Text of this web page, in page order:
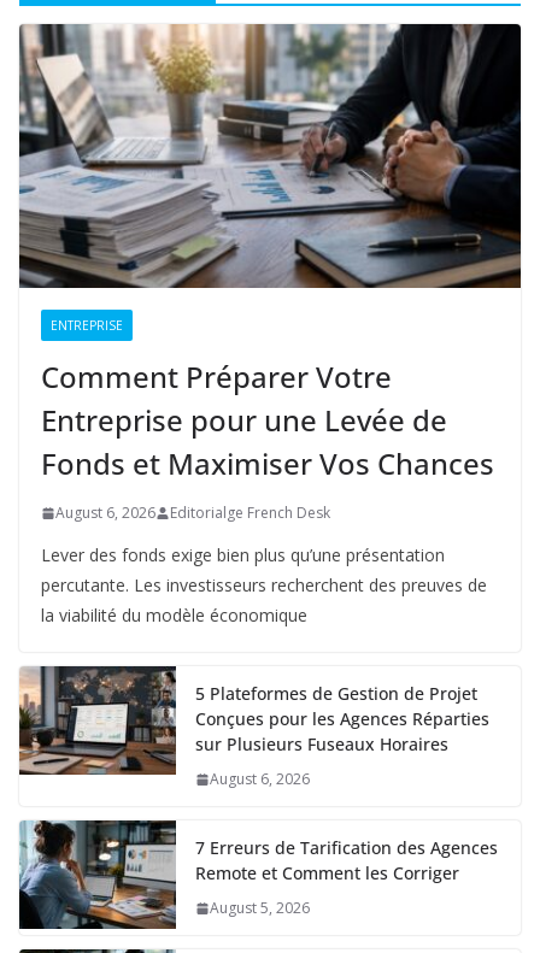
ENTREPRISE
Comment Préparer Votre
Entreprise pour une Levée de
Fonds et Maximiser Vos Chances
August 6, 2026 Editorialge French Desk
Lever des fonds exige bien plus qu’une présentation
percutante. Les investisseurs recherchent des preuves de
la viabilité du modèle économique
5 Plateformes de Gestion de Projet
Conçues pour les Agences Réparties
sur Plusieurs Fuseaux Horaires
August 6, 2026
7 Erreurs de Tarification des Agences
Remote et Comment les Corriger
August 5, 2026